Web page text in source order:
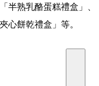
半熟乳酪蛋糕禮盒」、
心餅乾禮盒」等。